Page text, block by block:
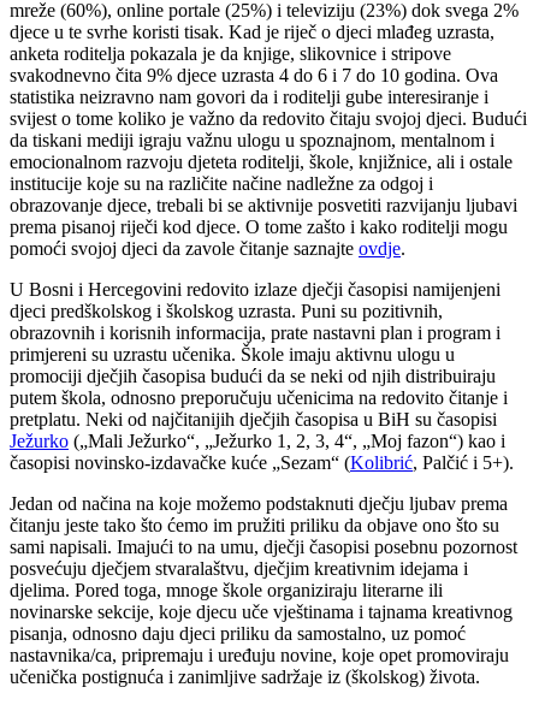
mreže (60%), online portale (25%) i televiziju (23%) dok svega 2%
djece u te svrhe koristi tisak. Kad je riječ o djeci mlađeg uzrasta,
anketa roditelja pokazala je da knjige, slikovnice i stripove
svakodnevno čita 9% djece uzrasta 4 do 6 i 7 do 10 godina. Ova
statistika neizravno nam govori da i roditelji gube interesiranje i
svijest o tome koliko je važno da redovito čitaju svojoj djeci. Budući
da tiskani mediji igraju važnu ulogu u spoznajnom, mentalnom i
emocionalnom razvoju djeteta roditelji, škole, knjižnice, ali i ostale
institucije koje su na različite načine nadležne za odgoj i
obrazovanje djece, trebali bi se aktivnije posvetiti razvijanju ljubavi
prema pisanoj riječi kod djece. O tome zašto i kako roditelji mogu
pomoći svojoj djeci da zavole čitanje saznajte ovdje.
U Bosni i Hercegovini redovito izlaze dječji časopisi namijenjeni
djeci predškolskog i školskog uzrasta. Puni su pozitivnih,
obrazovnih i korisnih informacija, prate nastavni plan i program i
primjereni su uzrastu učenika. Škole imaju aktivnu ulogu u
promociji dječjih časopisa budući da se neki od njih distribuiraju
putem škola, odnosno preporučuju učenicima na redovito čitanje i
pretplatu. Neki od najčitanijih dječjih časopisa u BiH su časopisi
Ježurko („Mali Ježurko“, „Ježurko 1, 2, 3, 4“, „Moj fazon“) kao i
časopisi novinsko-izdavačke kuće „Sezam“ (Kolibrić, Palčić i 5+).
Jedan od načina na koje možemo podstaknuti dječju ljubav prema
čitanju jeste tako što ćemo im pružiti priliku da objave ono što su
sami napisali. Imajući to na umu, dječji časopisi posebnu pozornost
posvećuju dječjem stvaralaštvu, dječjim kreativnim idejama i
djelima. Pored toga, mnoge škole organiziraju literarne ili
novinarske sekcije, koje djecu uče vještinama i tajnama kreativnog
pisanja, odnosno daju djeci priliku da samostalno, uz pomoć
nastavnika/ca, pripremaju i uređuju novine, koje opet promoviraju
učenička postignuća i zanimljive sadržaje iz (školskog) života.